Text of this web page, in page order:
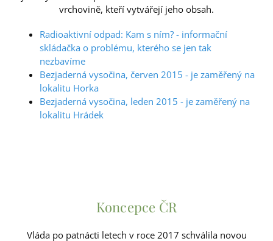
vrchovině, kteří vytvářejí jeho obsah.
Radioaktivní odpad: Kam s ním? - informační
skládačka o problému, kterého se jen tak
nezbavíme
Bezjaderná vysočina, červen 2015 - je zaměřený na
lokalitu Horka
Bezjaderná vysočina, leden 2015 - je zaměřený na
lokalitu Hrádek
Koncepce ČR
Vláda po patnácti letech v roce 2017 schválila novou